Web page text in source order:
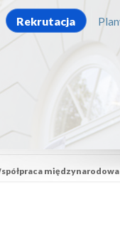
Rekrutacja
międzynarodowa